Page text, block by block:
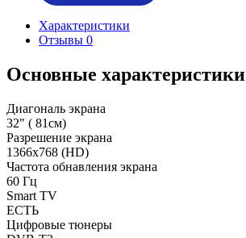
Характеристики
Отзывы 0
Основные характеристики
Диагональ экрана
32" ( 81см)
Разрешение экрана
1366х768 (HD)
Частота обнавления экрана
60 Гц
Smart TV
ЕСТЬ
Цифровые тюнеры